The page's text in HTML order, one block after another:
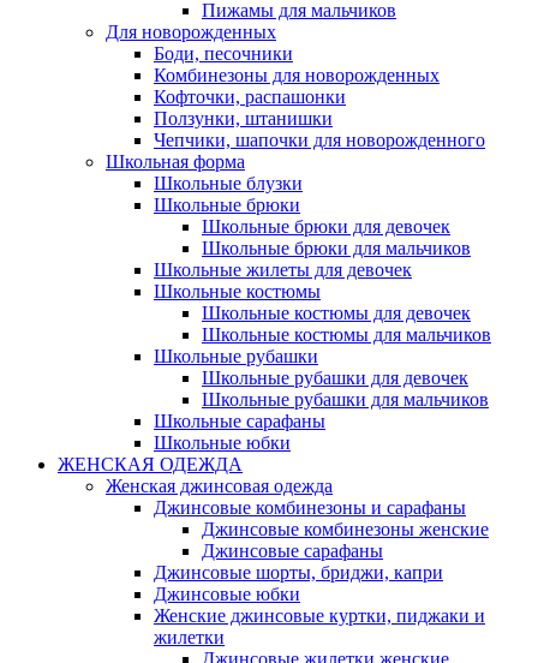
Пижамы для мальчиков
Для новорожденных
Боди, песочники
Комбинезоны для новорожденных
Кофточки, распашонки
Ползунки, штанишки
Чепчики, шапочки для новорожденного
Школьная форма
Школьные блузки
Школьные брюки
Школьные брюки для девочек
Школьные брюки для мальчиков
Школьные жилеты для девочек
Школьные костюмы
Школьные костюмы для девочек
Школьные костюмы для мальчиков
Школьные рубашки
Школьные рубашки для девочек
Школьные рубашки для мальчиков
Школьные сарафаны
Школьные юбки
ЖЕНСКАЯ ОДЕЖДА
Женская джинсовая одежда
Джинсовые комбинезоны и сарафаны
Джинсовые комбинезоны женские
Джинсовые сарафаны
Джинсовые шорты, бриджи, капри
Джинсовые юбки
Женские джинсовые куртки, пиджаки и
жилетки
Джинсовые жилетки женские